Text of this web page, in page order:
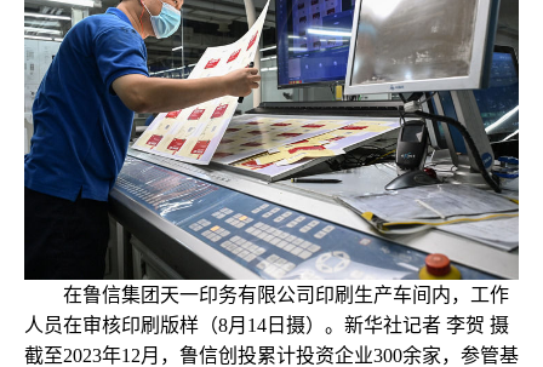
在鲁信集团天一印务有限公司印刷生产车间内，工作
人员在审核印刷版样（8月14日摄）。新华社记者 李贺 摄
截至2023年12月，鲁信创投累计投资企业300余家，参管基